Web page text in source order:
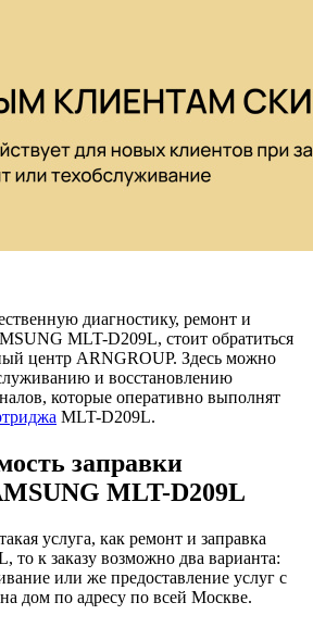
диагностику, ремонт и
MLT-D209L, стоит обратиться
центр ARNGROUP. Здесь можно
и восстановлению
которые оперативно выполнят
MLT-D209L.
заправки
MLT-D209L
услуга, как ремонт и заправка
то к заказу возможно два варианта:
или же предоставление услуг с
дом по адресу по всей Москве.